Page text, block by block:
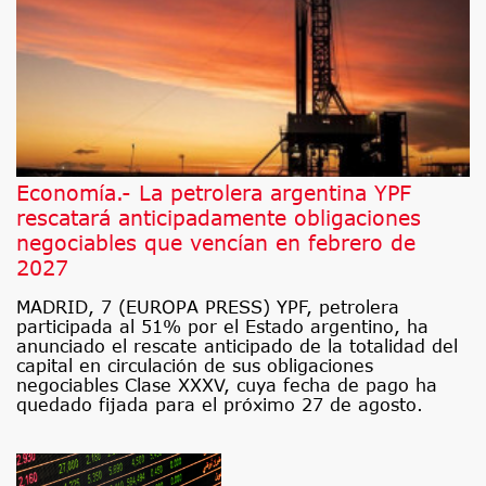
Economía.- La petrolera argentina YPF
rescatará anticipadamente obligaciones
negociables que vencían en febrero de
2027
MADRID, 7 (EUROPA PRESS) YPF, petrolera
participada al 51% por el Estado argentino, ha
anunciado el rescate anticipado de la totalidad del
capital en circulación de sus obligaciones
negociables Clase XXXV, cuya fecha de pago ha
quedado fijada para el próximo 27 de agosto.